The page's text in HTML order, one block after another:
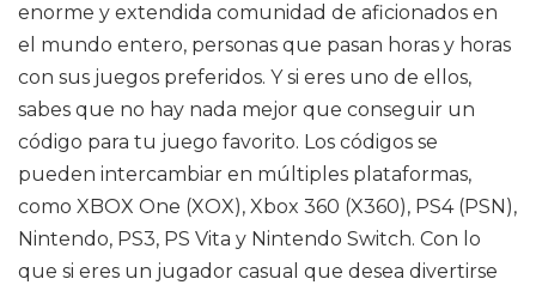
enorme y extendida comunidad de aficionados en
el mundo entero, personas que pasan horas y horas
con sus juegos preferidos. Y si eres uno de ellos,
sabes que no hay nada mejor que conseguir un
código para tu juego favorito. Los códigos se
pueden intercambiar en múltiples plataformas,
como XBOX One (XOX), Xbox 360 (X360), PS4 (PSN),
Nintendo, PS3, PS Vita y Nintendo Switch. Con lo
que si eres un jugador casual que desea divertirse